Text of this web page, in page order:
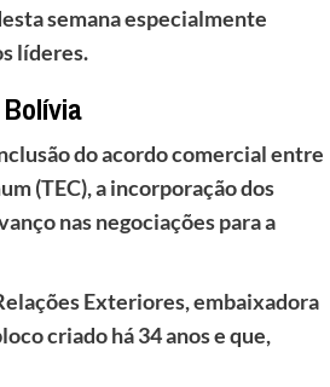
semana especialmente
líderes.
do acordo comercial entre
(TEC), a incorporação dos
nas negociações para a
Exteriores, embaixadora
criado há 34 anos e que,